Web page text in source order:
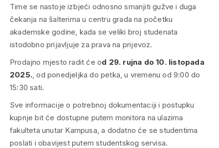
Time se nastoje izbjeći odnosno smanjiti gužve i duga
čekanja na šalterima u centru grada na početku
akademske godine, kada se veliki broj studenata
istodobno prijavljuje za prava na prijevoz.
Prodajno mjesto radit će od 29. rujna do 10. listopada
2025. , od ponedjeljka do petka, u vremenu od 9:00 do
15:30 sati.
Sve informacije o potrebnoj dokumentaciji i postupku
kupnje bit će dostupne putem monitora na ulazima
fakulteta unutar Kampusa, a dodatno će se studentima
poslati i obavijest putem studentskog servisa.